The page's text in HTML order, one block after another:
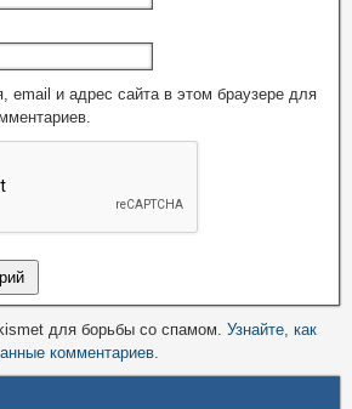
email и адрес сайта в этом браузере для
для борьбы со спамом. Узнайте, как
комментариев.